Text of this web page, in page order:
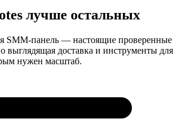
лучше остальных
SMM-панель — настоящие проверенные
выглядящая доставка и инструменты для
нужен масштаб.